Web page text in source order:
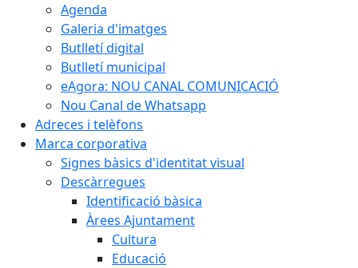
Agenda
Galeria d'imatges
Butlletí digital
Butlletí municipal
eAgora: NOU CANAL COMUNICACIÓ
Nou Canal de Whatsapp
Adreces i telèfons
Marca corporativa
Signes bàsics d'identitat visual
Descàrregues
Identificació bàsica
Àrees Ajuntament
Cultura
Educació